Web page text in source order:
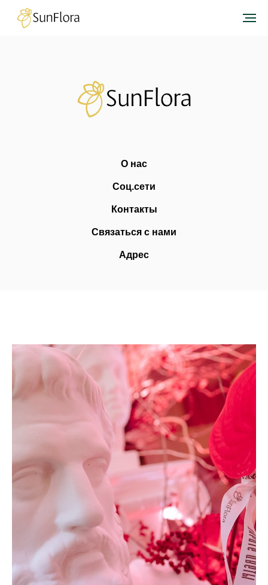
О нас
Соц.сети
Контакты
Связаться с нами
Адрес